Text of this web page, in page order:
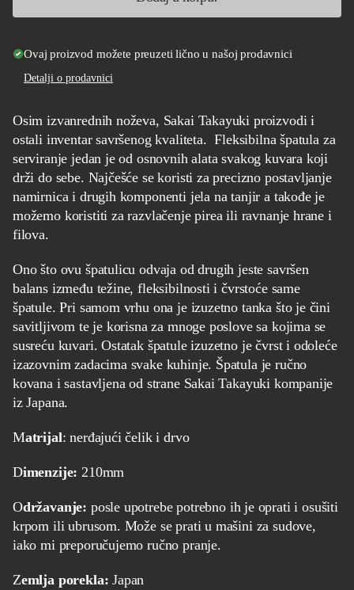
Ovaj proizvod možete preuzeti lično u našoj prodavnici
Detalji o prodavnici
Osim izvanrednih noževa, Sakai Takayuki proizvodi i
ostali inventar savršenog kvaliteta. Fleksibilna špatula za
serviranje jedan je od osnovnih alata svakog kuvara koji
drži do sebe. Najčešće se koristi za precizno postavljanje
namirnica i drugih komponenti jela na tanjir a takođe je
možemo koristiti za razvlačenje pirea ili ravnanje hrane i
filova.
Ono što ovu špatulicu odvaja od drugih jeste savršen
balans između težine, fleksibilnosti i čvrstoće same
špatule. Pri samom vrhu ona je izuzetno tanka što je čini
savitljivom te je korisna za mnoge poslove sa kojima se
susreću kuvari. Ostatak špatule izuzetno je čvrst i odoleće
izazovnim zadacima svake kuhinje. Špatula je ručno
kovana i sastavljena od strane Sakai Takayuki kompanije
iz Japana.
Matrijal: nerđajući čelik i drvo
Dimenzije: 210mm
Održavanje: posle upotrebe potrebno ih je oprati i osušiti
krpom ili ubrusom. Može se prati u mašini za sudove,
iako mi preporučujemo ručno pranje.
Zemlja porekla: Japan